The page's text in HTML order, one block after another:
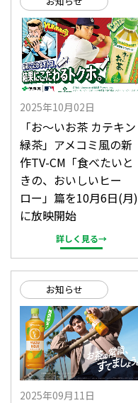
2025年10月02日
「お〜いお茶 カテキン
緑茶」アメコミ風の新
作TV-CM「食べたいと
きの、おいしいヒー
ロー」篇を10月6日(月)
に放映開始
詳しく見る→
お知らせ
2025年09月11日